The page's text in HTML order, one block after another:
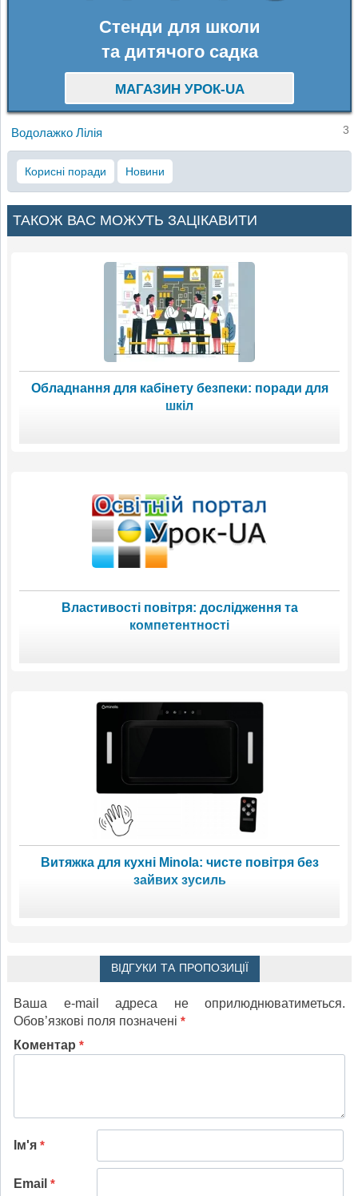
Стенди для школи
та дитячого садка
МАГАЗИН УРОК-UA
Водолажко Лілія 3
Корисні поради Новини
ТАКОЖ ВАС МОЖУТЬ ЗАЦІКАВИТИ
Обладнання для кабінету безпеки: поради для
шкіл
Властивості повітря: дослідження та
компетентності
Витяжка для кухні Minola: чисте повітря без
зайвих зусиль
ВІДГУКИ ТА ПРОПОЗИЦІЇ
Ваша e-mail адреса не оприлюднюватиметься.
Обов’язкові поля позначені *
Коментар *
Ім'я *
Email *